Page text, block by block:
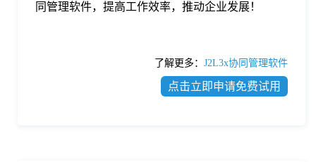
同管理软件，提高工作效率，推动企业发展！
了解更多： J2L3x协同管理软件
点击立即申请免费试用